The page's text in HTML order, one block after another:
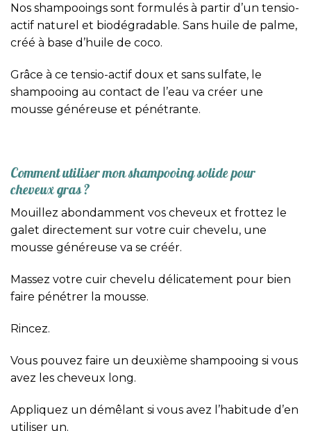
Nos shampooings sont formulés à partir d’un tensio-
actif naturel et biodégradable. Sans huile de palme,
créé à base d’huile de coco.
Grâce à ce tensio-actif doux et sans sulfate, le
shampooing au contact de l’eau va créer une
mousse généreuse et pénétrante.
Comment utiliser mon shampooing solide pour
cheveux gras ?
Mouillez abondamment vos cheveux et frottez le
galet directement sur votre cuir chevelu, une
mousse généreuse va se créér.
Massez votre cuir chevelu délicatement pour bien
faire pénétrer la mousse.
Rincez.
Vous pouvez faire un deuxième shampooing si vous
avez les cheveux long.
Appliquez un démêlant si vous avez l’habitude d’en
utiliser un.